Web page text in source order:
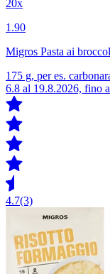
20x
1.90
Migros Pasta ai
175 g, per es.
6.8 al 19.8.2026, fino
4.7(3)